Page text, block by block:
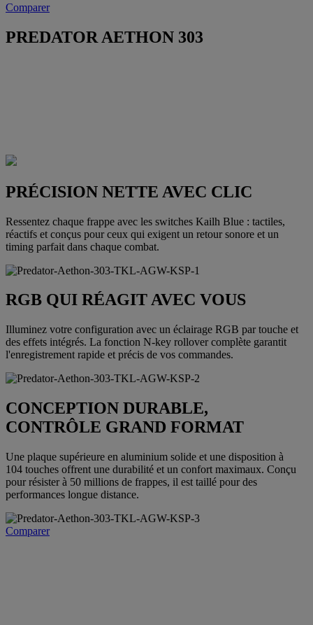
Comparer
PREDATOR AETHON 303
PRÉCISION NETTE AVEC CLIC
Ressentez chaque frappe avec les switches Kailh Blue : tactiles,
réactifs et conçus pour ceux qui exigent un retour sonore et un
timing parfait dans chaque combat.
RGB QUI RÉAGIT AVEC VOUS
Illuminez votre configuration avec un éclairage RGB par touche et
des effets intégrés. La fonction N-key rollover complète garantit
l'enregistrement rapide et précis de vos commandes.
CONCEPTION DURABLE,
CONTRÔLE GRAND FORMAT
Une plaque supérieure en aluminium solide et une disposition à
104 touches offrent une durabilité et un confort maximaux. Conçu
pour résister à 50 millions de frappes, il est taillé pour des
performances longue distance.
Comparer